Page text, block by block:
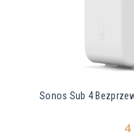
Sonos Sub 4